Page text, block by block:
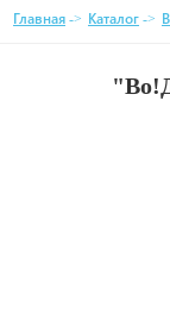
Главная -> Каталог ->